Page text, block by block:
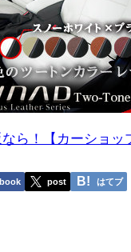
ら！【カーショッ
post はてブ